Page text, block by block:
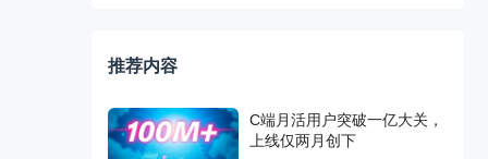
推荐内容
C端月活用户突破一亿大关，
上线仅两月创下